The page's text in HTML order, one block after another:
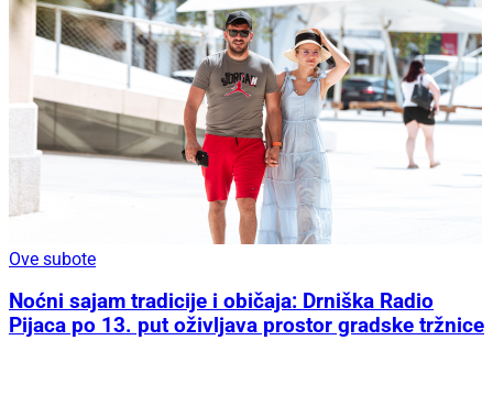
Ove subote
Noćni sajam tradicije i običaja: Drniška Radio
Pijaca po 13. put oživljava prostor gradske tržnice